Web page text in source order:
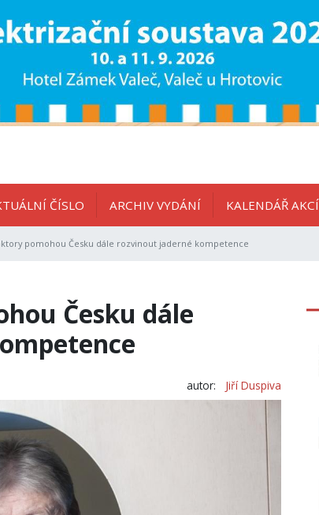
ČÍSLO ARCHIV VYDÁNÍ KALENDÁŘ AKCÍ
pomohou Česku dále rozvinout jaderné kompetence
Česku dále
autor: Jiří Duspiva